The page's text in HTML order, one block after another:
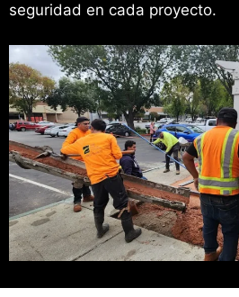
seguridad en cada proyecto.